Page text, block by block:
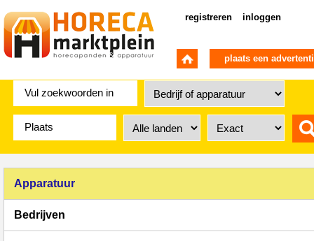
registreren inloggen
plaats een
Apparatuur
Bedrijven